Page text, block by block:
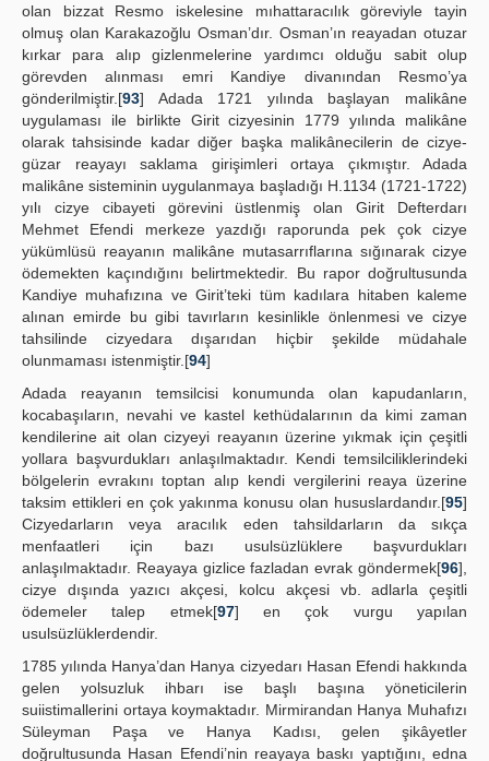
olan bizzat Resmo iskelesine mıhattaracılık göreviyle tayin
olmuş olan Karakazoğlu Osman’dır. Osman’ın reayadan otuzar
kırkar para alıp gizlenmelerine yardımcı olduğu sabit olup
görevden alınması emri Kandiye divanından Resmo’ya
gönderilmiştir.[93] Adada 1721 yılında başlayan malikâne
uygulaması ile birlikte Girit cizyesinin 1779 yılında malikâne
olarak tahsisinde kadar diğer başka malikânecilerin de cizye-
güzar reayayı saklama girişimleri ortaya çıkmıştır. Adada
malikâne sisteminin uygulanmaya başladığı H.1134 (1721-1722)
yılı cizye cibayeti görevini üstlenmiş olan Girit Defterdarı
Mehmet Efendi merkeze yazdığı raporunda pek çok cizye
yükümlüsü reayanın malikâne mutasarrıflarına sığınarak cizye
ödemekten kaçındığını belirtmektedir. Bu rapor doğrultusunda
Kandiye muhafızına ve Girit’teki tüm kadılara hitaben kaleme
alınan emirde bu gibi tavırların kesinlikle önlenmesi ve cizye
tahsilinde cizyedara dışarıdan hiçbir şekilde müdahale
olunmaması istenmiştir.[94]
Adada reayanın temsilcisi konumunda olan kapudanların,
kocabaşıların, nevahi ve kastel kethüdalarının da kimi zaman
kendilerine ait olan cizyeyi reayanın üzerine yıkmak için çeşitli
yollara başvurdukları anlaşılmaktadır. Kendi temsilciliklerindeki
bölgelerin evrakını toptan alıp kendi vergilerini reaya üzerine
taksim ettikleri en çok yakınma konusu olan hususlardandır.[95]
Cizyedarların veya aracılık eden tahsildarların da sıkça
menfaatleri için bazı usulsüzlüklere başvurdukları
anlaşılmaktadır. Reayaya gizlice fazladan evrak göndermek[96],
cizye dışında yazıcı akçesi, kolcu akçesi vb. adlarla çeşitli
ödemeler talep etmek[97] en çok vurgu yapılan
usulsüzlüklerdendir.
1785 yılında Hanya’dan Hanya cizyedarı Hasan Efendi hakkında
gelen yolsuzluk ihbarı ise başlı başına yöneticilerin
suiistimallerini ortaya koymaktadır. Mirmirandan Hanya Muhafızı
Süleyman Paşa ve Hanya Kadısı, gelen şikâyetler
doğrultusunda Hasan Efendi’nin reayaya baskı yaptığını, edna